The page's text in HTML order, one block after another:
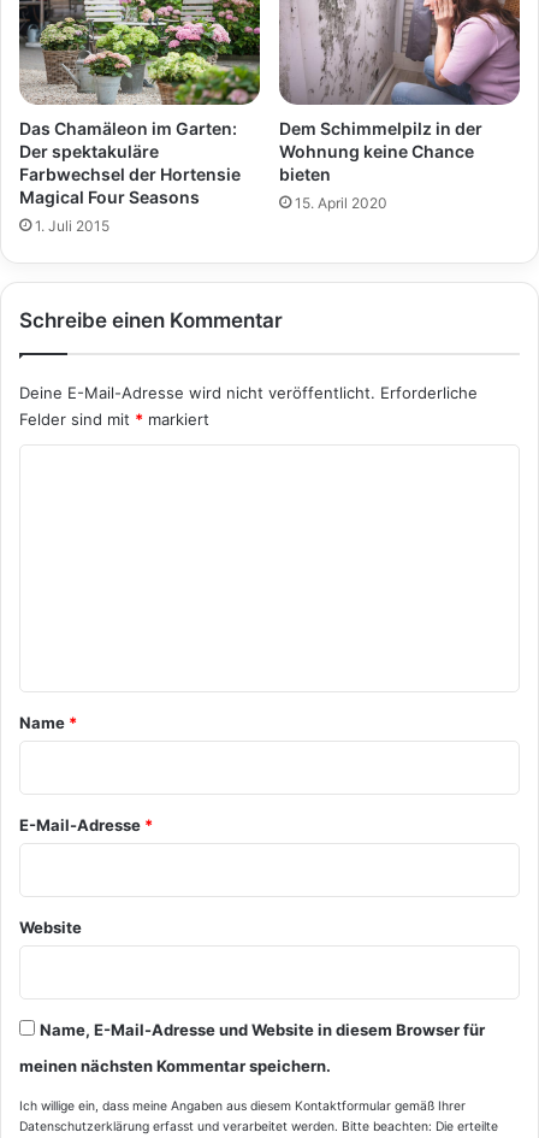
Das Chamäleon im Garten:
Der spektakuläre
Farbwechsel der Hortensie
Magical Four Seasons
1. Juli 2015
Dem Schimmelpilz in der
Wohnung keine Chance
bieten
15. April 2020
Schreibe einen Kommentar
Deine E-Mail-Adresse wird nicht veröffentlicht. Erforderliche
Felder sind mit * markiert
a
*
Name *
E-Mail-Adresse *
Website
Name, E-Mail-Adresse und Website in diesem Browser für
meinen nächsten Kommentar speichern.
Ich willige ein, dass meine Angaben aus diesem Kontaktformular gemäß Ihrer
Datenschutzerklärung erfasst und verarbeitet werden. Bitte beachten: Die erteilte